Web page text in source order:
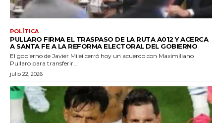
POLÍTICA
PULLARO FIRMA EL TRASPASO DE LA RUTA A012 Y ACERCA
A SANTA FE A LA REFORMA ELECTORAL DEL GOBIERNO
El gobierno de Javier Milei cerró hoy un acuerdo con Maximiliano
Pullaro para transferir...
julio 22, 2026